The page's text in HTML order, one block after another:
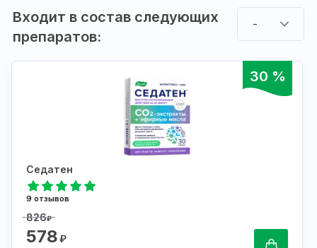
Входит в состав следующих
препаратов:
-
30 %
Седатен
9 отзывов
826₽
578₽